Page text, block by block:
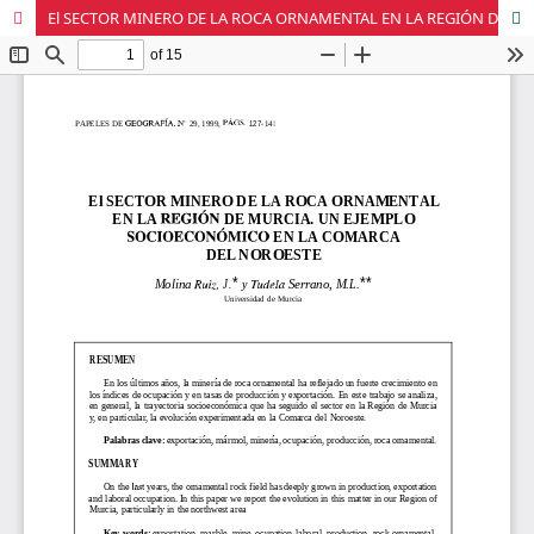
El SECTOR MINERO DE LA ROCA ORNAMENTAL EN LA REGIÓN DE MURCIA. UN EJEMPLO SOCIOECONÓMICO EN LA COMARCA DEL NOROESTE